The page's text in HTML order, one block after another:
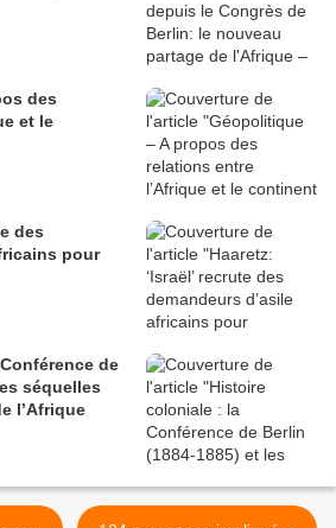
des
et le
des
pour
de
séquelles
l’Afrique